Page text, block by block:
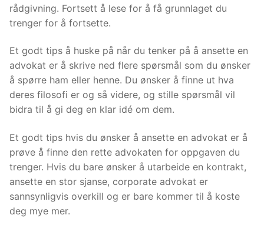
rådgivning. Fortsett å lese for å få grunnlaget du
trenger for å fortsette.
Et godt tips å huske på når du tenker på å ansette en
advokat er å skrive ned flere spørsmål som du ønsker
å spørre ham eller henne. Du ønsker å finne ut hva
deres filosofi er og så videre, og stille spørsmål vil
bidra til å gi deg en klar idé om dem.
Et godt tips hvis du ønsker å ansette en advokat er å
prøve å finne den rette advokaten for oppgaven du
trenger. Hvis du bare ønsker å utarbeide en kontrakt,
ansette en stor sjanse, corporate advokat er
sannsynligvis overkill og er bare kommer til å koste
deg mye mer.